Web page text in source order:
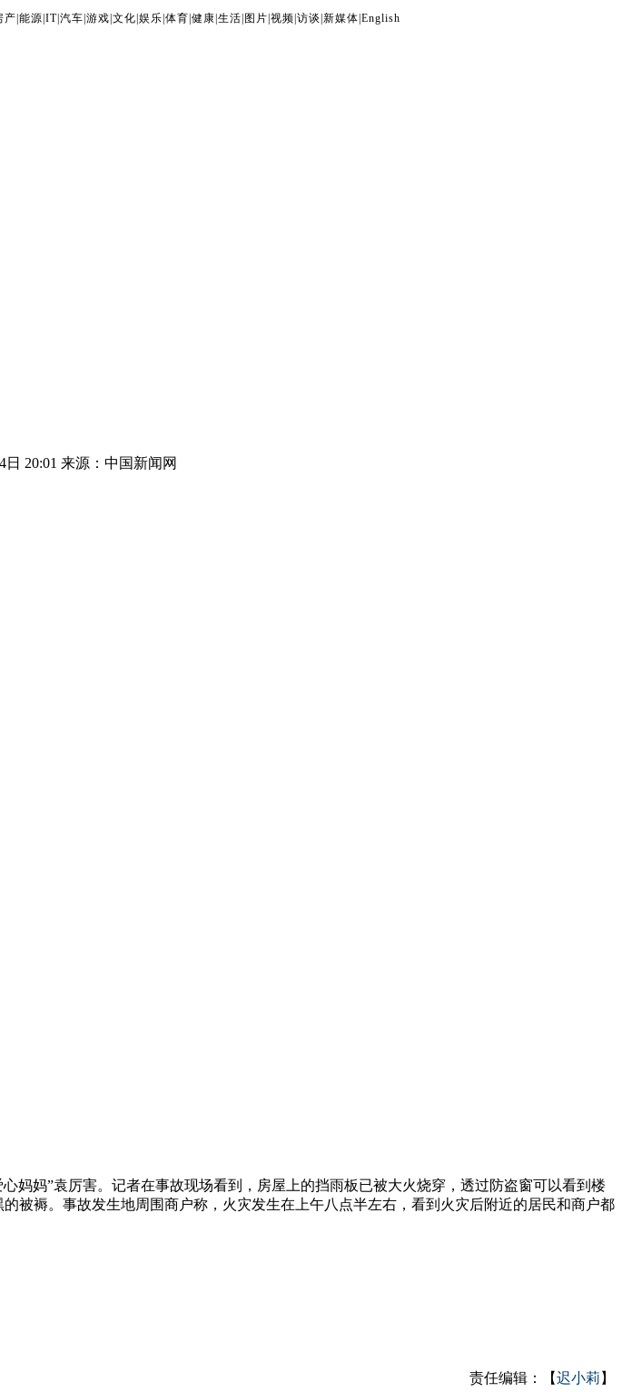
产 能源 IT| 汽车 游戏 文化 娱乐 体育 健康 生活 图片 视频 访谈 新媒体 English
20:01 来源：中国新闻网
妈”袁厉害。记者在事故现场看到，房屋上的挡雨板已被大火烧穿，透过防盗窗可以看到楼
被褥。事故发生地周围商户称，火灾发生在上午八点半左右，看到火灾后附近的居民和商户都
责任编辑：【迟小莉 】